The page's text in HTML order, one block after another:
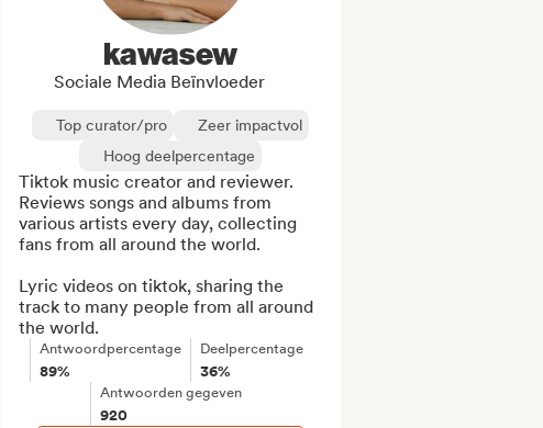
kawasew
Sociale Media Beïnvloeder
Top curator/pro
Zeer impactvol
Hoog deelpercentage
Tiktok music creator and reviewer.
Reviews songs and albums from
various artists every day, collecting
fans from all around the world.
Lyric videos on tiktok, sharing the
track to many people from all around
the world.
Antwoordpercentage
89%
Deelpercentage
36%
Antwoorden gegeven
920